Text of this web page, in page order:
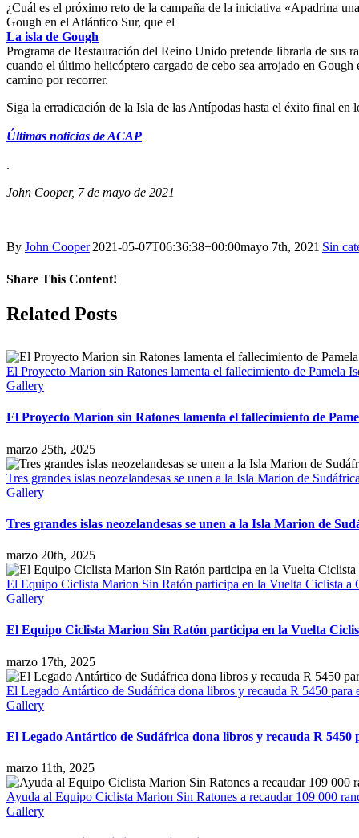
¿Cuál es el próximo reto de la campaña de la iniciativa «Apadrina
Gough en el Atlántico Sur, que el
La isla de Gough
Programa de Restauración del Reino Unido pretende librarla de sus
cuando el último helicóptero cargado de cebo sea arrojado en
camino por recorrer.
Siga la erradicación de la Isla de las Antípodas hasta el éxito final en
Últimas noticias de ACAP
.
John Cooper, 7 de mayo de 2021
By John Cooper|2021-05-07T06:36:38+00:00mayo 7th, 2021|Sin
Share This Content!
Facebook
X
LinkedIn
WhatsApp
Tumblr
Pinterest
Email
Related Posts
El Proyecto Marion sin Ratones lamenta el fallecimiento de Pamela
Gallery
El Proyecto Marion sin Ratones lamenta el fallecimiento de
marzo 25th, 2025
Tres grandes islas neozelandesas se unen a la Isla Marion de
Gallery
Tres grandes islas neozelandesas se unen a la Isla Marion de
marzo 20th, 2025
El Equipo Ciclista Marion Sin Ratón participa en la Vuelta Ciclista a
Gallery
El Equipo Ciclista Marion Sin Ratón participa en la Vuelta
marzo 17th, 2025
El Legado Antártico de Sudáfrica dona libros y recauda R 5450
Gallery
El Legado Antártico de Sudáfrica dona libros y recauda R
marzo 11th, 2025
Ayuda al Equipo Ciclista Marion Sin Ratones a recaudar 109 000
Gallery